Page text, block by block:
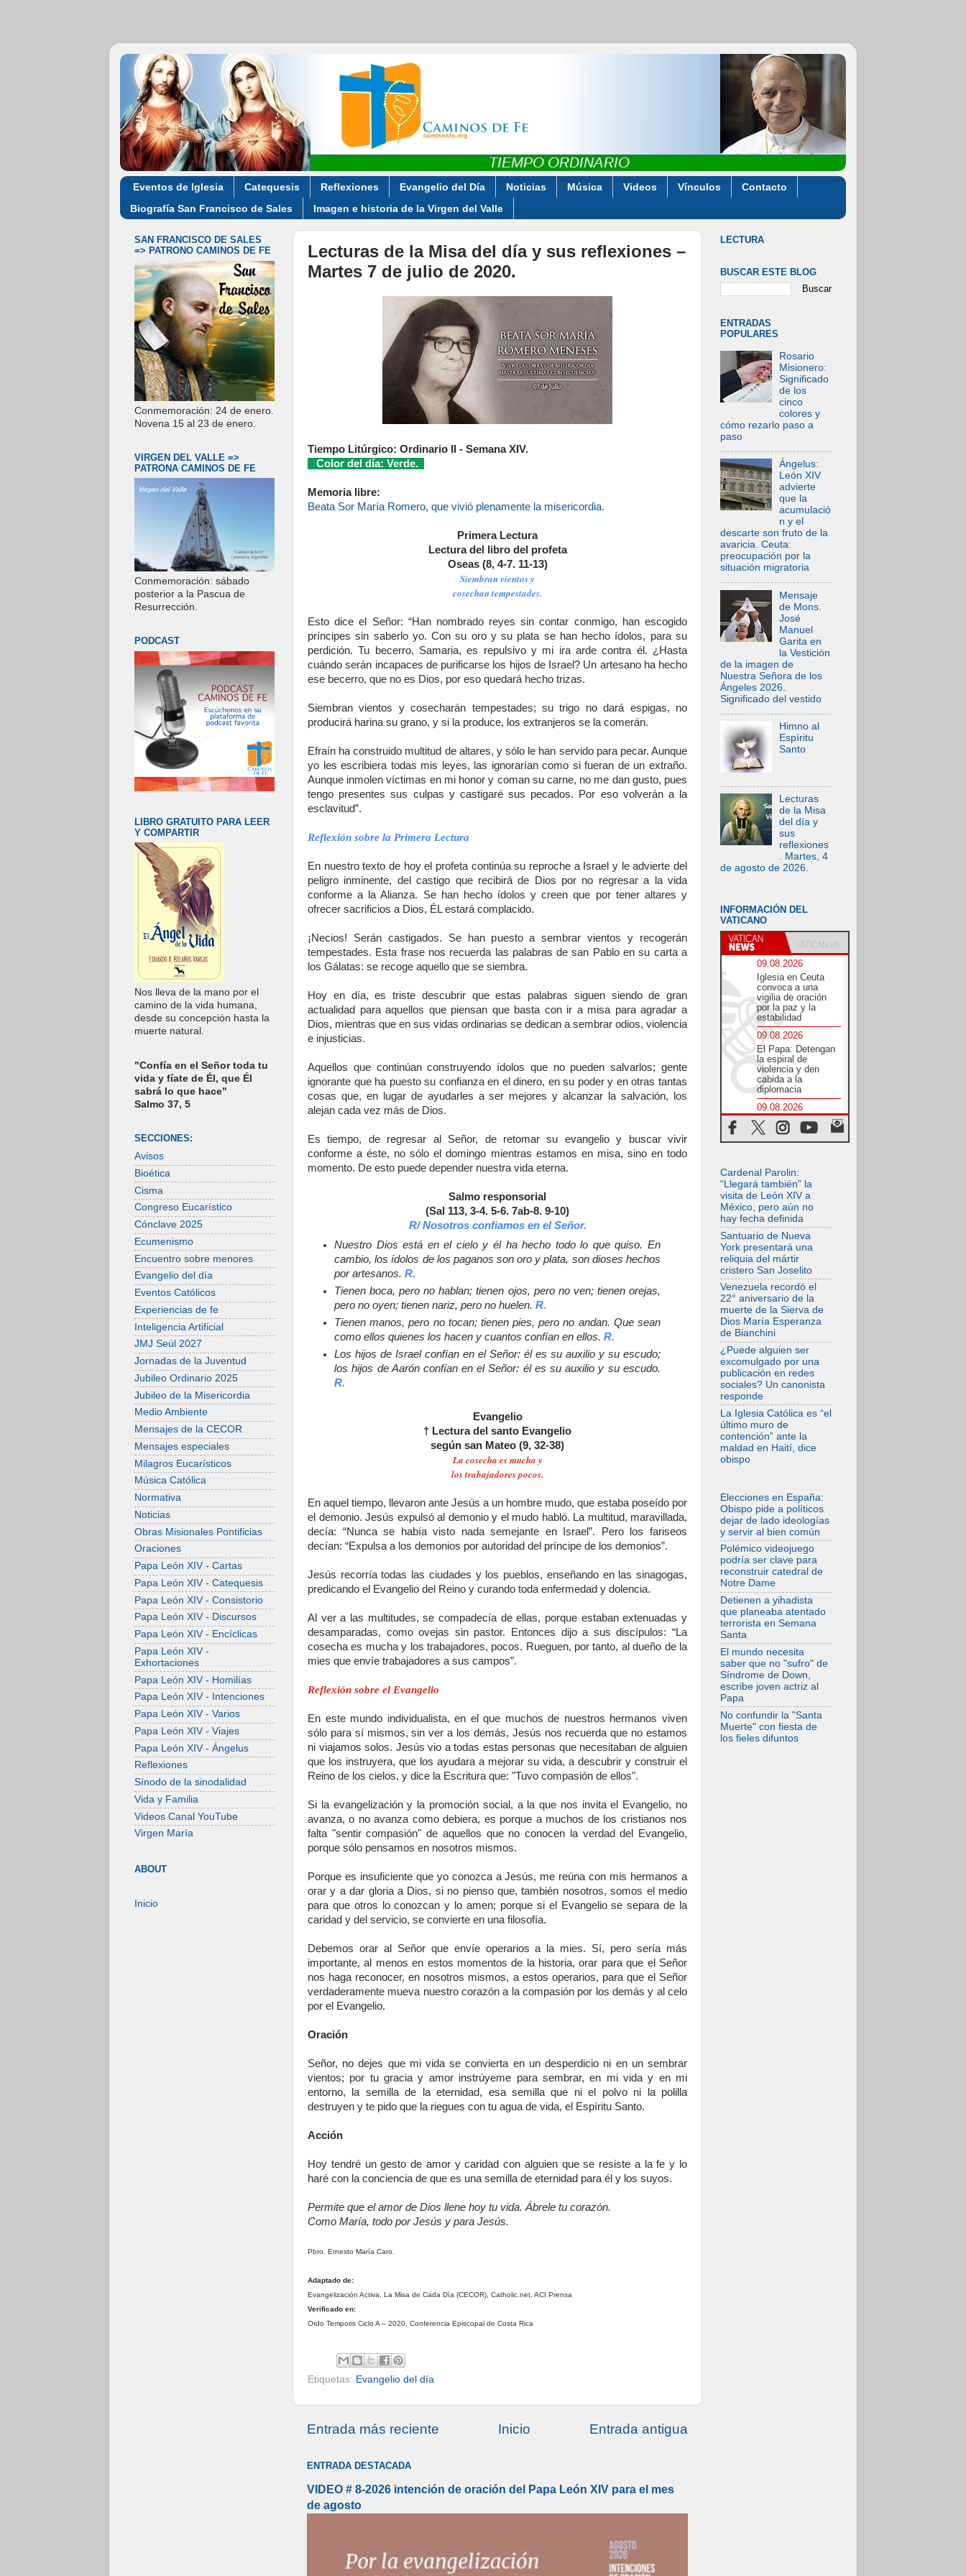
Eventos de Iglesia Catequesis Reflexiones Evangelio del Día Noticias Música Videos Vínculos
Contacto
Biografía San Francisco de Sales
Imagen e historia de la Virgen del Valle
Lecturas de la Misa del día y sus reflexiones –
Martes 7 de julio de 2020.
Tiempo Litúrgico: Ordinario II - Semana XIV.
Color del día: Verde.
Memoria libre:
Beata Sor María Romero, que vivió plenamente la misericordia.
Primera Lectura
Lectura del libro del profeta
Oseas (8, 4-7. 11-13)
Siembran vientos y
cosechan tempestades.
Esto dice el Señor: “Han nombrado reyes sin contar conmigo, han escogido
príncipes sin saberlo yo. Con su oro y su plata se han hecho ídolos, para su
perdición. Tu becerro, Samaria, es repulsivo y mi ira arde contra él. ¿Hasta
cuándo serán incapaces de purificarse los hijos de Israel? Un artesano ha hecho
ese becerro, que no es Dios, por eso quedará hecho trizas.
Siembran vientos y cosecharán tempestades; su trigo no dará espigas, no
producirá harina su grano, y si la produce, los extranjeros se la comerán.
Efraín ha construido multitud de altares, y sólo le han servido para pecar. Aunque
yo les escribiera todas mis leyes, las ignorarían como si fueran de un extraño.
Aunque inmolen víctimas en mi honor y coman su carne, no me dan gusto, pues
tengo presentes sus culpas y castigaré sus pecados. Por eso volverán a la
esclavitud”.
Reflexión sobre la Primera Lectura
En nuestro texto de hoy el profeta continúa su reproche a Israel y le advierte del
peligro inminente, del castigo que recibirá de Dios por no regresar a la vida
conforme a la Alianza. Se han hecho ídolos y creen que por tener altares y
ofrecer sacrificios a Dios, ÉL estará complacido.
¡Necios! Serán castigados. Se han puesto a sembrar vientos y recogerán
tempestades. Esta frase nos recuerda las palabras de san Pablo en su carta a
los Gálatas: se recoge aquello que se siembra.
Hoy en día, es triste descubrir que estas palabras siguen siendo de gran
actualidad para aquellos que piensan que basta con ir a misa para agradar a
Dios, mientras que en sus vidas ordinarias se dedican a sembrar odios, violencia
e injusticias.
Aquellos que continúan construyendo ídolos que no pueden salvarlos; gente
ignorante que ha puesto su confianza en el dinero, en su poder y en otras tantas
cosas que, en lugar de ayudarles a ser mejores y alcanzar la salvación, los
alejan cada vez más de Dios.
Es tiempo, de regresar al Señor, de retomar su evangelio y buscar vivir
conforme a éste, no sólo el domingo mientras estamos en misa, sino en todo
momento. De esto puede depender nuestra vida eterna.
Salmo responsorial
(Sal 113, 3-4. 5-6. 7ab-8. 9-10)
R/ Nosotros confiamos en el Señor.
Nuestro Dios está en el cielo y él ha hecho todo lo que quiso. En
cambio, los ídolos de los paganos son oro y plata, son dioses hechos
por artesanos.R.
Tienen boca, pero no hablan; tienen ojos, pero no ven; tienen orejas,
pero no oyen; tienen nariz, pero no huelen.R.
Tienen manos, pero no tocan; tienen pies, pero no andan. Que sean
como ellos quienes los hacen y cuantos confían en ellos.R.
Los hijos de Israel confían en el Señor: él es su auxilio y su escudo;
los hijos de Aarón confían en el Señor: él es su auxilio y su escudo.
R.
Evangelio
† Lectura del santo Evangelio
según san Mateo (9, 32-38)
La cosecha es mucha y
los trabajadores pocos.
En aquel tiempo, llevaron ante Jesús a un hombre mudo, que estaba poseído por
el demonio. Jesús expulsó al demonio y el mudo habló. La multitud, maravillada,
decía: “Nunca se había visto nada semejante en Israel”. Pero los fariseos
decían: “Expulsa a los demonios por autoridad del príncipe de los demonios”.
Jesús recorría todas las ciudades y los pueblos, enseñando en las sinagogas,
predicando el Evangelio del Reino y curando toda enfermedad y dolencia.
Al ver a las multitudes, se compadecía de ellas, porque estaban extenuadas y
desamparadas, como ovejas sin pastor. Entonces dijo a sus discípulos: “La
cosecha es mucha y los trabajadores, pocos. Rueguen, por tanto, al dueño de la
mies que envíe trabajadores a sus campos”.
Reflexión sobre el Evangelio
En este mundo individualista, en el que muchos de nuestros hermanos viven
sólo para sí mismos, sin ver a los demás, Jesús nos recuerda que no estamos
ni viajamos solos. Jesús vio a todas estas personas que necesitaban de alguien
que los instruyera, que los ayudara a mejorar su vida, a descubrir y construir el
Reino de los cielos, y dice la Escritura que: "Tuvo compasión de ellos".
Si la evangelización y la promoción social, a la que nos invita el Evangelio, no
avanza, o no avanza como debiera, es porque a muchos de los cristianos nos
falta "sentir compasión" de aquellos que no conocen la verdad del Evangelio,
porque sólo pensamos en nosotros mismos.
Porque es insuficiente que yo conozca a Jesús, me reúna con mis hermanos a
orar y a dar gloria a Dios, si no pienso que, también nosotros, somos el medio
para que otros lo conozcan y lo amen; porque si el Evangelio se separa de la
caridad y del servicio, se convierte en una filosofía.
Debemos orar al Señor que envíe operarios a la mies. Sí, pero sería más
importante, al menos en estos momentos de la historia, orar para que el Señor
nos haga reconocer, en nosotros mismos, a estos operarios, para que el Señor
verdaderamente mueva nuestro corazón a la compasión por los demás y al celo
por el Evangelio.
Oración
Señor, no dejes que mi vida se convierta en un desperdicio ni en un sembrar
vientos; por tu gracia y amor instrúyeme para sembrar, en mi vida y en mi
entorno, la semilla de la eternidad, esa semilla que ni el polvo ni la polilla
destruyen y te pido que la riegues con tu agua de vida, el Espíritu Santo.
Acción
Hoy tendré un gesto de amor y caridad con alguien que se resiste a la fe y lo
haré con la conciencia de que es una semilla de eternidad para él y los suyos.
Permite que el amor de Dios llene hoy tu vida. Ábrele tu corazón.
Como María, todo por Jesús y para Jesús.
Pbro. Ernesto María Caro.
Adaptado de:
Evangelización Activa, La Misa de Cada Día (CECOR), Catholic.net, ACI Prensa
Verificado en:
Ordo Temporis Ciclo A – 2020, Conferencia Episcopal de Costa Rica
Etiquetas: Evangelio del día
Entrada más reciente Entrada antigua
Inicio
ENTRADA DESTACADA
VIDEO # 8-2026 intención de oración del Papa León XIV para el mes
de agosto
SAN FRANCISCO DE SALES
=> PATRONO CAMINOS DE FE
Conmemoración: 24 de enero.
Novena 15 al 23 de enero.
VIRGEN DEL VALLE =>
PATRONA CAMINOS DE FE
Conmemoración: sábado
posterior a la Pascua de
Resurrección.
PODCAST
LIBRO GRATUITO PARA LEER
Y COMPARTIR
Nos lleva de la mano por el
camino de la vida humana,
desde su concepción hasta la
muerte natural.
"Confía en el Señor toda tu
vida y fíate de Él, que Él
sabrá lo que hace"
Salmo 37, 5
SECCIONES:
Avisos
Bioética
Cisma
Congreso Eucarístico
Cónclave 2025
Ecumenismo
Encuentro sobre menores
Evangelio del día
Eventos Católicos
Experiencias de fe
Inteligencia Artificial
JMJ Seúl 2027
Jornadas de la Juventud
Jubileo Ordinario 2025
Jubileo de la Misericordia
Medio Ambiente
Mensajes de la CECOR
Mensajes especiales
Milagros Eucarísticos
Música Católica
Normativa
Noticias
Obras Misionales Pontificias
Oraciones
Papa León XIV - Cartas
Papa León XIV - Catequesis
Papa León XIV - Consistorio
Papa León XIV - Discursos
Papa León XIV - Encíclicas
Papa León XIV -
Exhortaciones
Papa León XIV - Homilías
Papa León XIV - Intenciones
Papa León XIV - Varios
Papa León XIV - Viajes
Papa León XIV - Ángelus
Reflexiones
Sínodo de la sinodalidad
Vida y Familia
Videos Canal YouTube
Virgen María
ABOUT
Inicio
LECTURA
BUSCAR ESTE BLOG
ENTRADAS
POPULARES
Rosario
Misionero:
Significado
de los
cinco
colores y
cómo rezarlo paso a
paso
Ángelus:
León XIV
advierte
que la
acumulació
n y el
descarte son fruto de la
avaricia. Ceuta:
preocupación por la
situación migratoria
Mensaje
de Mons.
José
Manuel
Garita en
la Vestición
de la imagen de
Nuestra Señora de los
Ángeles 2026.
Significado del vestido
Himno al
Espíritu
Santo
Lecturas
de la Misa
del día y
sus
reflexiones
. Martes, 4
de agosto de 2026.
INFORMACIÓN DEL
VATICANO
09.08.2026
Iglesia en Ceuta
convoca a una
vigilia de oración
por la paz y la
estabilidad
09.08.2026
El Papa: Detengan
la espiral de
violencia y den
cabida a la
diplomacia
09.08.2026
León XIV: Confiar
en Dios, no
desesperarnos en la
08.08.2026
En Castel Gandolfo,
el tapiz de Raffaello
sobre el sermón de
San Pablo
08.08.2026
En Colombia, «la
paz no se compra
con una firma»
08.08.2026
En Venezuela
celebraron los 416
años del Santo
Cristo de La Grita
08.08.2026
El Papa: en Santa
Ágata
contemplamos la
victoria del amor
sobre la muerte
08.08.2026
León XIV visitará el
Santuario de la
Madre del Buen
Filipinas: el
Vicariato Apostólico
de Calapán se
convierte en
diócesis
07.08.2026
Honduras: Los
desplazados
invisibles de una
crisis olvidada
Cardenal Parolin:
“Llegará también” la
visita de León XIV a
México, pero aún no
hay fecha definida
Santuario de Nueva
York presentará una
reliquia del mártir
cristero San Joselito
Venezuela recordó el
22° aniversario de la
muerte de la Sierva de
Dios María Esperanza
de Bianchini
¿Puede alguien ser
excomulgado por una
publicación en redes
sociales? Un canonista
responde
La Iglesia Católica es “el
último muro de
contención” ante la
maldad en Haití, dice
obispo
Elecciones en España:
Obispo pide a políticos
dejar de lado ideologías
y servir al bien común
Polémico videojuego
podría ser clave para
reconstruir catedral de
Notre Dame
Detienen a yihadista
que planeaba atentado
terrorista en Semana
Santa
El mundo necesita
saber que no "sufro" de
Síndrome de Down,
escribe joven actriz al
Papa
No confundir la "Santa
Muerte" con fiesta de
los fieles difuntos